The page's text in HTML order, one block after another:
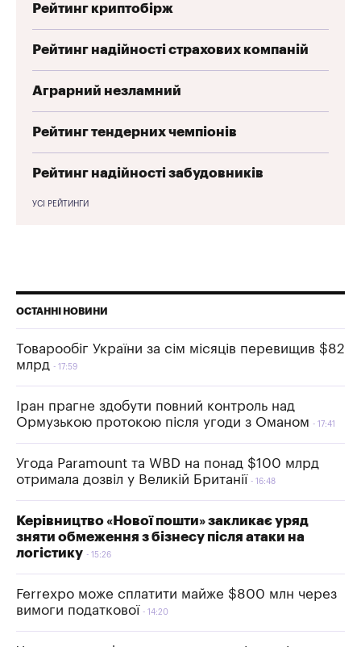
Рейтинг криптобірж
Рейтинг надійності страхових компаній
Аграрний незламний
Рейтинг тендерних чемпіонів
Рейтинг надійності забудовників
УСІ РЕЙТИНГИ
ОСТАННІ НОВИНИ
Товарообіг України за сім місяців перевищив $82
млрд
17:59
Іран прагне здобути повний контроль над
Ормузькою протокою після угоди з Оманом
17:41
Угода Paramount та WBD на понад $100 млрд
отримала дозвіл у Великій Британії
16:48
Керівництво «Нової пошти» закликає уряд
зняти обмеження з бізнесу після атаки на
логістику
15:26
Ferrexpo може сплатити майже $800 млн через
вимоги податкової
14:20